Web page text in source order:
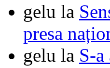
gelu la
presa
gelu la S-